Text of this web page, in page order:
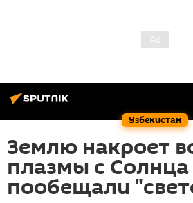
Узбекистан
Землю накроет
плазмы с
пообещали